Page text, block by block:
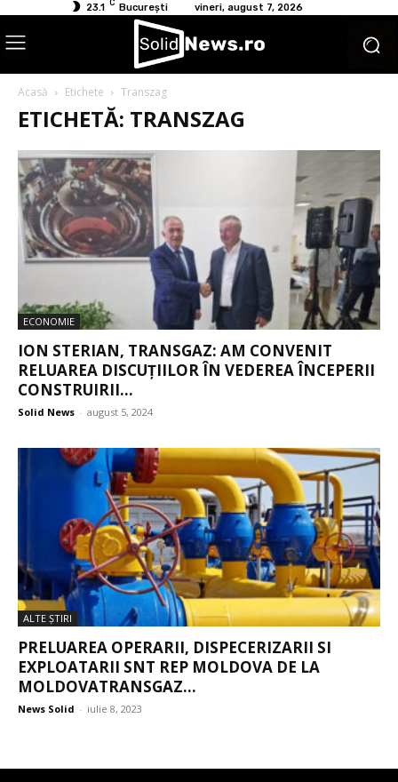
23.1 C București vineri, august 7, 2026
Acasă Etichete Transzag
ETICHETĂ: TRANSZAG
ECONOMIE
ION STERIAN, TRANSGAZ: AM CONVENIT
RELUAREA DISCUŢIILOR ÎN VEDEREA ÎNCEPERII
CONSTRUIRII...
Solid News - august 5, 2024
ALTE ŞTIRI
PRELUAREA OPERARII, DISPECERIZARII SI
EXPLOATARII SNT REP MOLDOVA DE LA
MOLDOVATRANSGAZ...
News Solid - iulie 8, 2023